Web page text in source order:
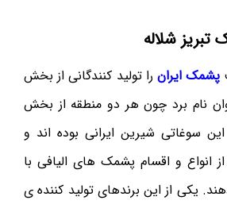
تبریز شلاله
پشمک ایرانرا تولید کنندگانی از بخش
نام برد چون هر دو منطقه از بخش
سوغاتی شیرین ایرانی بوده اند و
از انواع و اقسام پشمک های الیافی با
یکی از این برندهای تولید کننده ی